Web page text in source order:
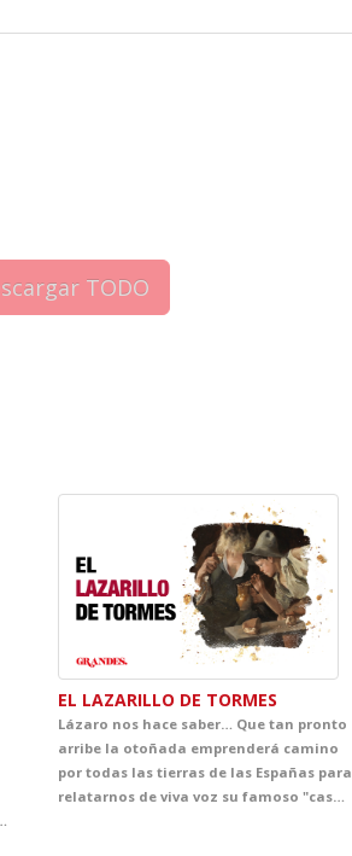
conocidas de Julio Verne: una travesía submarina llena de misterio, emoción y belleza escénica, en la que el público acompañará al fascinante capitán Nemo hacia un universo desconocido. Un espectáculo que celebra el poder de la fantasía como origen de los grandes avances científicos.
EL LAZARILLO DE TORMES
Lázaro nos hace saber… Que tan pronto
arribe la otoñada emprenderá camino
por todas las tierras de las Españas para
relatarnos de viva voz su famoso "caso". Esto tendrá lugar, Dios mediante, en los teatros de vuestras villas y aldeas. Asimismo, Lázaro promete dar a Vuestras Mercedes cumplida cuenta de cuantas fortunas y adversidades le acontecieron, bien es verdad que pocas y breves fueron las primeras y cuantiosas y muy penosas las segundas. Lázaro confía que del conocimiento de tan triste y divertida historia sepan extraer Vuestras Mercedes y, muy principalmente, vuestros discípulos, tanto el buen juicio que les ayude a evitar los malos senderos y los malos compañeros, como la cristiana compasión y la inmerecida generosidad que precisa su muy hambrienta persona. Quedando agradecido de ser considerado dentro del ciclo GRANDES, con tan notables figuras.